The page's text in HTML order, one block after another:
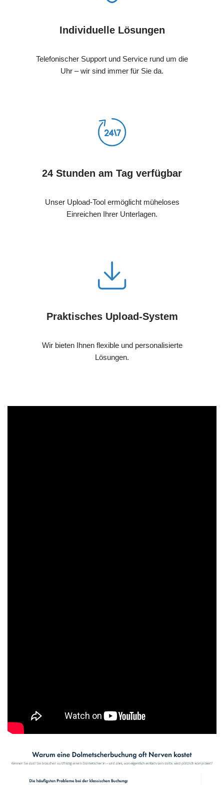
Individuelle Lösungen
Telefonischer Support und Service rund um die
Uhr – wir sind immer für Sie da.
24 Stunden am Tag verfügbar
Unser Upload-Tool ermöglicht müheloses
Einreichen Ihrer Unterlagen.
Praktisches Upload-System
Wir bieten Ihnen flexible und personalisierte
Lösungen.